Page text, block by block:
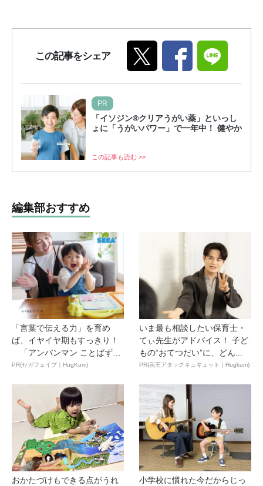
この記事をシェア
PR
「イソジン®クリアうがい薬」といっし
ょに「うがいパワー」で一年中！ 健やか
この記事も読む >>
編集部おすすめ
「言葉で伝える力」を育め
ば、イヤイヤ期もすっきり！
「アンパンマン ことばずか
ん...
PR(セガフェイブ｜HugKum)
いま最も相談したい保育士・
てぃ先生がアドバイス！ 子ど
もの“おてつだい”に、どん...
PR(花王アタックキュキュット｜Hugkum)
おかたづけもできる点がうれ
小学校に慣れた今だからじっ